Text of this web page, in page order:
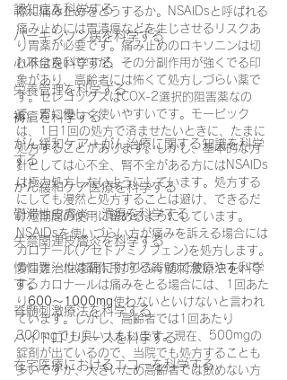
認知症を科学する
パーキンソン病を科学する
心不全を科学する
栄養管理を科学する
褥瘡を科学する
がん緩和ケア＋がん治療に関する知識を科学
する
がん緩和ケア医療を科学する
鬱滞性皮膚炎・潰瘍を科学する
失禁関連皮膚炎を科学する
慢性難治性疼痛に対する脊髄刺激療法を科学
する
脊髄刺激療法を科学する
ハイドロリリースを科学する
在宅医療におけるエコーを科学する
際に痛み止めをどうするか。NSAIDsと呼ばれる
痛み止めには胃潰瘍などを生じさせるリスクあ
り胃薬が必要です。痛み止めのロキソニンは切
れ味は良いですが、その分副作用が強くでる印
象があり、高齢者には怖くて処方しづらい薬で
す。セレコックスはCOX-2選択的阻害薬なの
で、胃に優しく使いやすいです。モービック
は、1日1回の処方で済ませたいときに、たまに
処方することがあります。しかし、基本的な方
針としては心不全、腎不全がある方にはNSAIDs
は極力処方しないようにしています。処方する
にしても漫然と処方することは避け、できるだ
け短期間の使用に留めるようにしています。
NSAIDsを使いづらい方が痛みを訴える場合には
カロナール(アセトアミノフェン)を処方します。
カロナールは副作用が少ないので使いやすいで
す。カロナールは痛みをとる場合には、1回あた
り 600～1000mg使わないといけないと言われ
ています。しかし、高齢者では1回あたり
300mgでも良い人もいます。現在、500mgの
錠剤が出ているので、当院でも処方することも
多いですが、大きいため高齢者では飲めない方